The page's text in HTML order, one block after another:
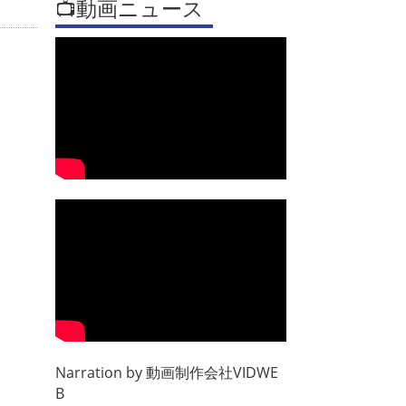
📺動画ニュース
Narration by動画制作会社VIDWE
B